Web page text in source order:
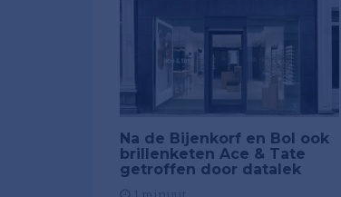
Na de Bijenkorf en Bol ook
brillenketen Ace & Tate
getroffen door datalek